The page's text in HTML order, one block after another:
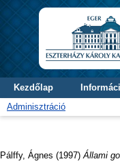
Kezdőlap
Adminisztráció
Pálffy, Ágnes (1997) Állami